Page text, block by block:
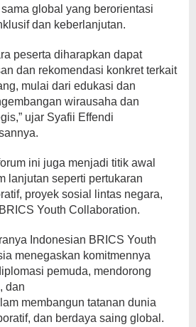
global yang berorientasi
dan keberlanjutan.
peserta diharapkan dapat
dan rekomendasi konkret terkait
mulai dari edukasi dan
wirausaha dan
ujar Syafii Effendi
ini juga menjadi titik awal
lanjutan seperti pertukaran
proyek sosial lintas negara,
Youth Collaboration.
Indonesian BRICS Youth
menegaskan komitmennya
pemuda, mendorong
dan
membangun tatanan dunia
dan berdaya saing global.